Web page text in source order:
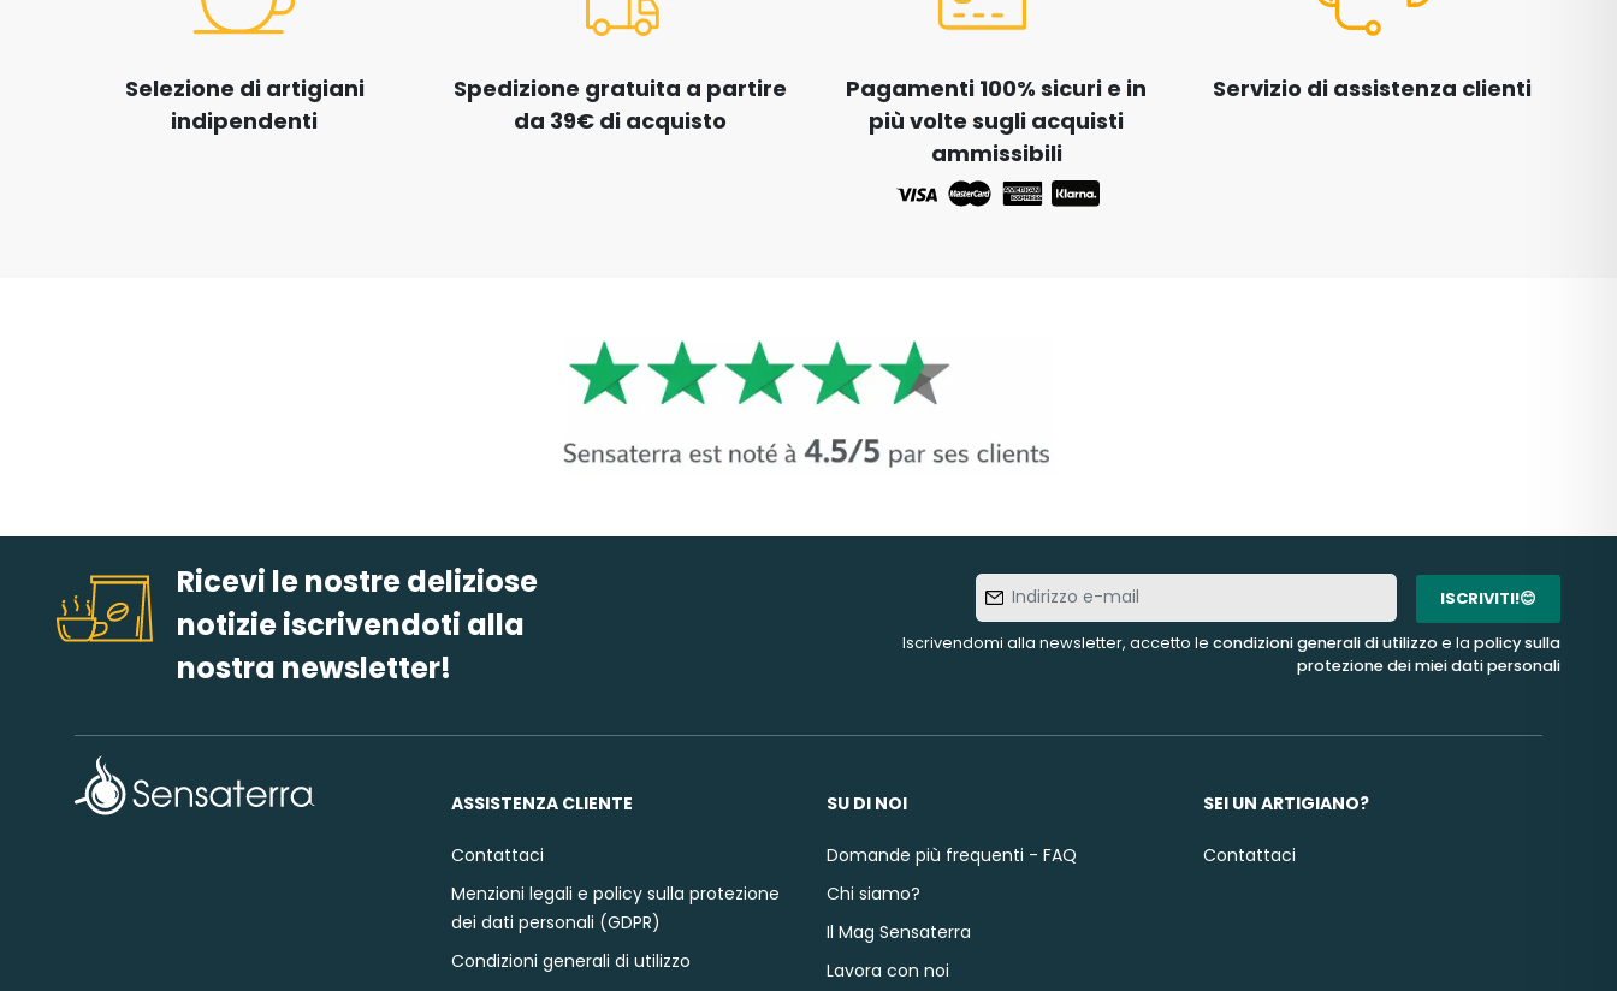
Selezione di artigiani
indipendenti
Spedizione gratuita a partire
da 39€ di acquisto
Pagamenti 100% sicuri e in
più volte sugli acquisti
ammissibili
Servizio di assistenza clienti
Ricevi le nostre deliziose
notizie iscrivendoti alla
nostra newsletter!
Indirizzo
e-mail
ISCRIVITI!😊
Iscrivendomi alla newsletter, accetto le condizioni generali di utilizzoe la policy sulla
protezione dei miei dati personali
ASSISTENZA CLIENTE
Contattaci
Menzioni legali e policy sulla protezione
dei dati personali (GDPR)
Condizioni generali di utilizzo
SU DI NOI
Domande più frequenti - FAQ
Chi siamo?
Il Mag Sensaterra
Lavora con noi
SEI UN ARTIGIANO?
Contattaci